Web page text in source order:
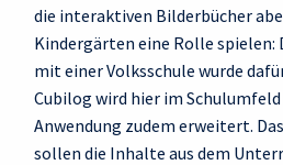
die interaktiven Bilderbücher
Kindergärten eine Rolle
mit einer Volksschule wurde
Cubilog wird hier im
Anwendung zudem erweitert.
sollen die Inhalte aus dem